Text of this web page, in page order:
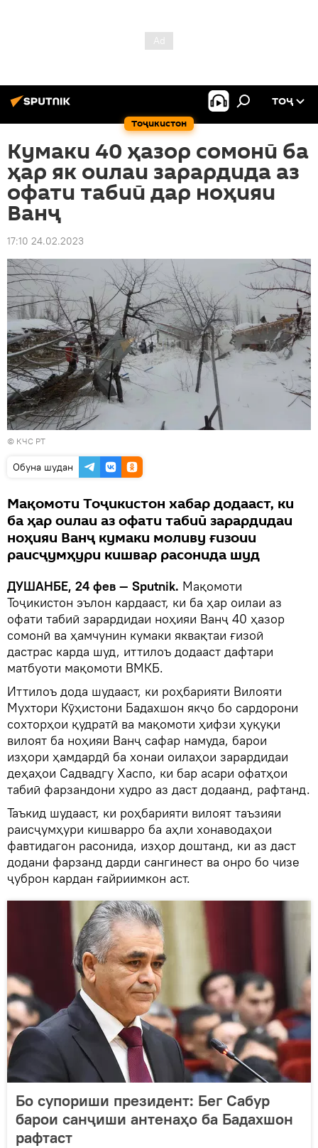
Тоҷикистон
ТОҶ
Кумаки 40 ҳазор сомонӣ ба
ҳар як оилаи зарардида аз
офати табиӣ дар ноҳияи
Ванҷ
17:10 24.02.2023
© КЧС РТ
Обуна шудан
Мақомоти Тоҷикистон хабар додааст, ки
ба ҳар оилаи аз офати табиӣ зарардидаи
ноҳияи Ванҷ кумаки моливу ғизоии
раисҷумҳури кишвар расонида шуд
ДУШАНБЕ, 24 фев — Sputnik. Мақомоти
Тоҷикистон эълон кардааст, ки ба ҳар оилаи аз
офати табиӣ зарардидаи ноҳияи Ванҷ 40 ҳазор
сомонӣ ва ҳамчунин кумаки яквақтаи ғизоӣ
дастрас карда шуд, иттилоъ додааст дафтари
матбуоти мақомоти ВМКБ.
Иттилоъ дода шудааст, ки роҳбарияти Вилояти
Мухтори Кӯҳистони Бадахшон якҷо бо сардорони
сохторҳои қудратӣ ва мақомоти ҳифзи ҳуқуқи
вилоят ба ноҳияи Ванҷ сафар намуда, барои
изҳори ҳамдардӣ ба хонаи оилаҳои зарардидаи
деҳаҳои Садвадгу Хаспо, ки бар асари офатҳои
табиӣ фарзандони худро аз даст додаанд, рафтанд.
Таъкид шудааст, ки роҳбарияти вилоят таъзияи
раисҷумҳури кишварро ба аҳли хонаводаҳои
фавтидагон расонида, изҳор доштанд, ки аз даст
додани фарзанд дарди сангинест ва онро бо чизе
ҷуброн кардан ғайриимкон аст.
Бо супориши президент: Бег Сабур
барои санҷиши антенаҳо ба Бадахшон
рафтаст